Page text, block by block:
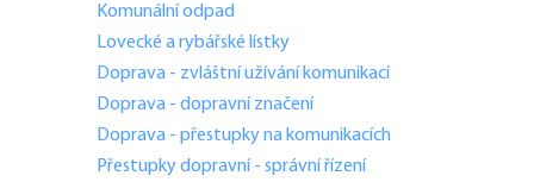
Komunální odpad
Lovecké a rybářské lístky
Doprava - zvláštní užívání komunikací
Doprava - dopravní značení
Doprava - přestupky na komunikacích
Přestupky dopravní - správní řízení